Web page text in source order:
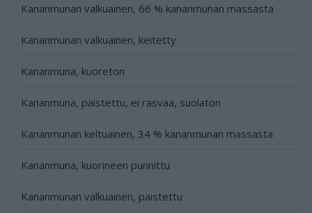
Kananmunan valkuainen, 66 % kananmunan massasta
Kananmunan valkuainen, keitetty
Kananmuna, kuoreton
Kananmuna, paistettu, ei rasvaa, suolaton
Kananmunan keltuainen, 34 % kananmunan massasta
Kananmuna, kuorineen punnittu
Kananmunan valkuainen, paistettu